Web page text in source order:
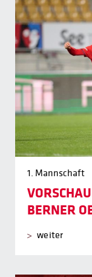
1. Mannschaft
BERNER
weiter